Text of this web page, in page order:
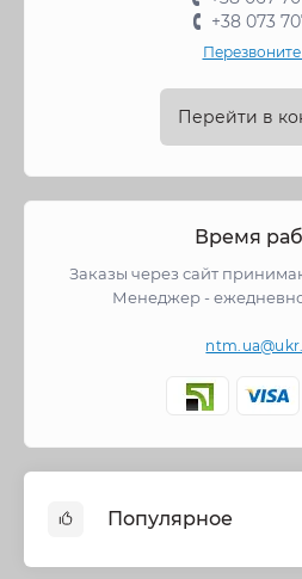
+38 073
Перейти в
Время
Заказы через сайт
Менеджер - ежедневно
Популярное